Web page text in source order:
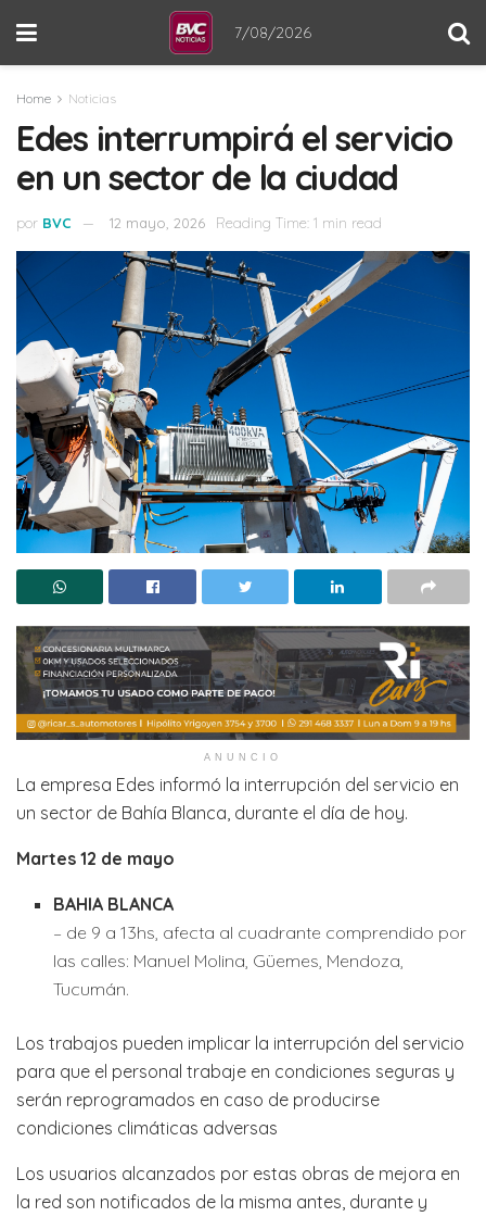
7/08/2026
Home Noticias
Edes interrumpirá el servicio
en un sector de la ciudad
por BVC 12 mayo, 2026 Reading Time: 1 min read
ANUNCIO
La empresa Edes informó la interrupción del servicio en
un sector de Bahía Blanca, durante el día de hoy.
Martes 12 de mayo
BAHIA BLANCA
– de 9 a 13hs, afecta al cuadrante comprendido por
las calles: Manuel Molina, Güemes, Mendoza,
Tucumán.
Los trabajos pueden implicar la interrupción del servicio
para que el personal trabaje en condiciones seguras y
serán reprogramados en caso de producirse
condiciones climáticas adversas
Los usuarios alcanzados por estas obras de mejora en
la red son notificados de la misma antes, durante y